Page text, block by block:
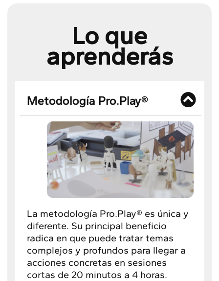
Lo que
aprenderás
Metodología Pro.Play®
La metodología Pro.Play® es única y
diferente. Su principal beneficio
radica en que puede tratar temas
complejos y profundos para llegar a
acciones concretas en sesiones
cortas de 20 minutos a 4 horas.